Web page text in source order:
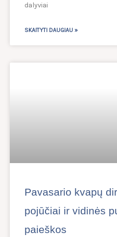
dalyviai
SKAITYTI DAUGIAU »
Pavasario kvapų
pojūčiai ir vidinės
paieškos